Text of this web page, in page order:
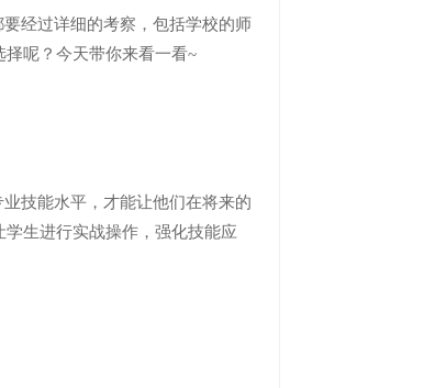
经过详细的考察，包括学校的师
呢？今天带你来看一看~
技能水平，才能让他们在将来的
生进行实战操作，强化技能应